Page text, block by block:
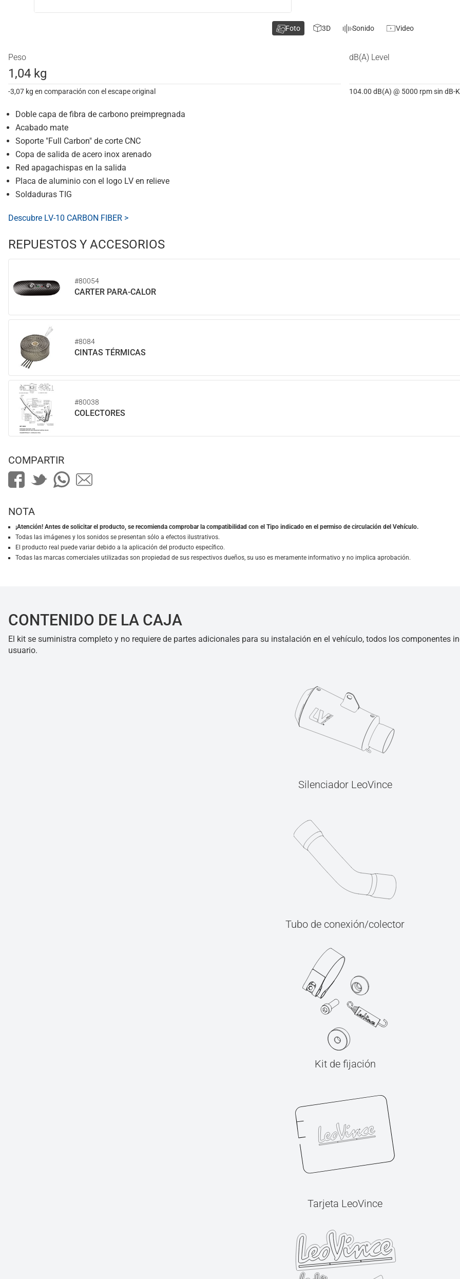
Peso
1,04 kg
-3,07 kg en comparación con el escape original
dB(A) Level
104.00 dB(A) @ 5000 rpm sin dB-
Doble capa de fibra de carbono preimpregnada
Acabado mate
Soporte "Full Carbon" de corte CNC
Copa de salida de acero inox arenado
Red apagachispas en la salida
Placa de aluminio con el logo LV en relieve
Soldaduras TIG
Descubre LV-10 CARBON FIBER >
REPUESTOS Y ACCESORIOS
#80054
CARTER PARA-CALOR
#8084
CINTAS TÉRMICAS
#80038
COLECTORES
Foto 3D Sonido Video
COMPARTIR
NOTA
¡Atención! Antes de solicitar el producto, se recomienda comprobar la compatibilidad con el Tipo indicado en el permiso de circulación del Vehículo.
Todas las imágenes y los sonidos se presentan sólo a efectos ilustrativos.
El producto real puede variar debido a la aplicación del producto específico.
Todas las marcas comerciales utilizadas son propiedad de sus respectivos dueños, su uso es meramente informativo y no implica aprobación.
CONTENIDO DE LA CAJA
El kit se suministra completo y no requiere de partes adicionales para su instalación en el vehículo, todos los componentes
usuario.
Silenciador LeoVince
Tubo de conexión/colector
Kit de fijación
Tarjeta LeoVince